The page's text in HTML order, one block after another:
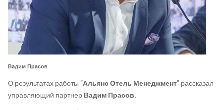
Вадим Прасов
О результатах работы “Альянс Отель Менеджмент” рассказал
управляющий партнерВадим Прасов.